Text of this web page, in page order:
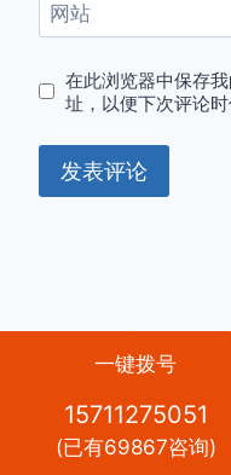
网站
在此浏览器中保存
址，以便下次评论时
购-外地车牌转京
一键拨号
15711275051
(已有69867咨询)